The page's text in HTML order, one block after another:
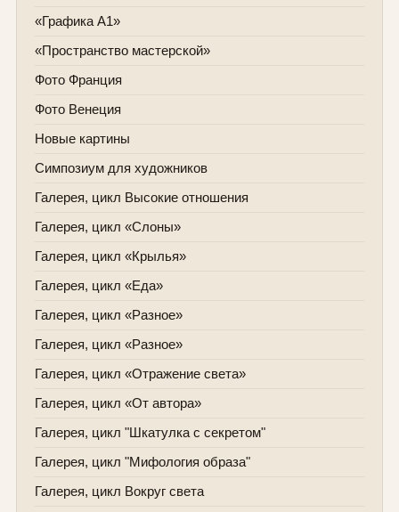
«Графика А1»
«Пространство мастерской»
Фото Франция
Фото Венеция
Новые картины
Симпозиум для художников
Галерея, цикл Высокие отношения
Галерея, цикл «Слоны»
Галерея, цикл «Крылья»
Галерея, цикл «Еда»
Галерея, цикл «Разное»
Галерея, цикл «Разное»
Галерея, цикл «Отражение света»
Галерея, цикл «От автора»
Галерея, цикл "Шкатулка с секретом"
Галерея, цикл "Мифология образа"
Галерея, цикл Вокруг света